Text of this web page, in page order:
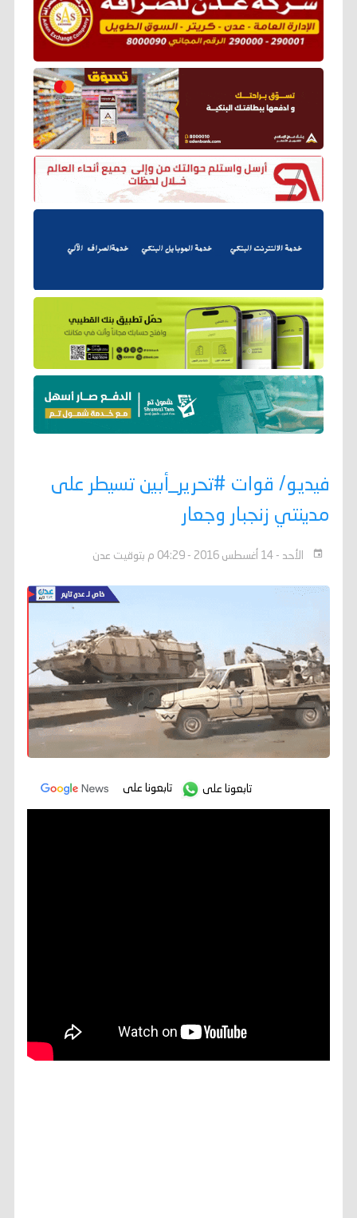
فيديو/ قوات #تحرير_أبين تسيطر على
مدينتي زنجبار وجعار
الأحد - 14 أغسطس 2016 - 04:29 م بتوقيت عدن
تابعونا على تابعونا على